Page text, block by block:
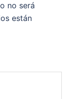
no será
están